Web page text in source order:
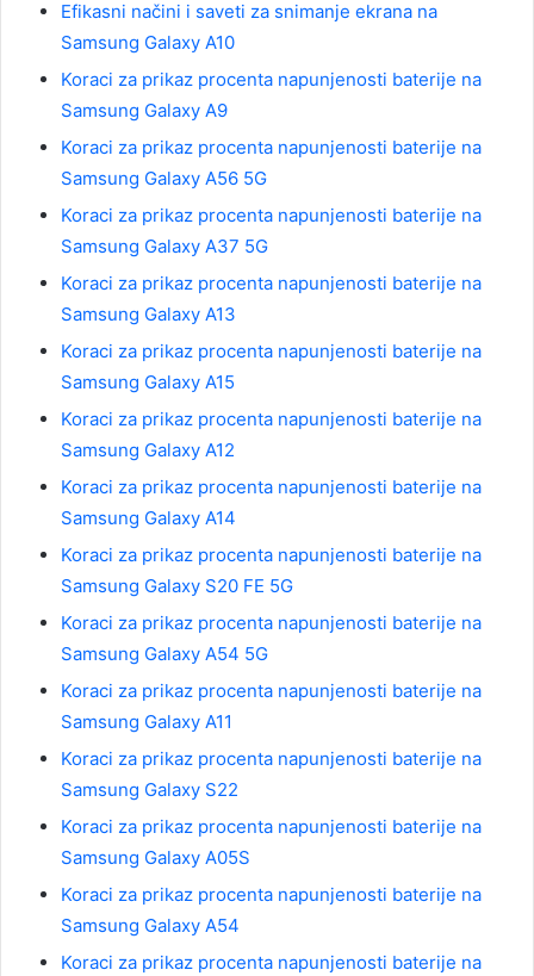
Efikasni načini i saveti za snimanje ekrana na
Samsung Galaxy A10
Koraci za prikaz procenta napunjenosti baterije na
Samsung Galaxy A9
Koraci za prikaz procenta napunjenosti baterije na
Samsung Galaxy A56 5G
Koraci za prikaz procenta napunjenosti baterije na
Samsung Galaxy A37 5G
Koraci za prikaz procenta napunjenosti baterije na
Samsung Galaxy A13
Koraci za prikaz procenta napunjenosti baterije na
Samsung Galaxy A15
Koraci za prikaz procenta napunjenosti baterije na
Samsung Galaxy A12
Koraci za prikaz procenta napunjenosti baterije na
Samsung Galaxy A14
Koraci za prikaz procenta napunjenosti baterije na
Samsung Galaxy S20 FE 5G
Koraci za prikaz procenta napunjenosti baterije na
Samsung Galaxy A54 5G
Koraci za prikaz procenta napunjenosti baterije na
Samsung Galaxy A11
Koraci za prikaz procenta napunjenosti baterije na
Samsung Galaxy S22
Koraci za prikaz procenta napunjenosti baterije na
Samsung Galaxy A05S
Koraci za prikaz procenta napunjenosti baterije na
Samsung Galaxy A54
Koraci za prikaz procenta napunjenosti baterije na